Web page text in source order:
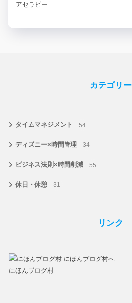
アセラピー
カテゴリー
タイムマネジメント 54
ディズニー×時間管理 34
ビジネス法則×時間削減 55
休日・休憩 31
リンク
にほんブログ村